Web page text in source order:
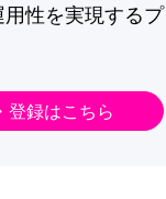
性を実現する
登録はこちら